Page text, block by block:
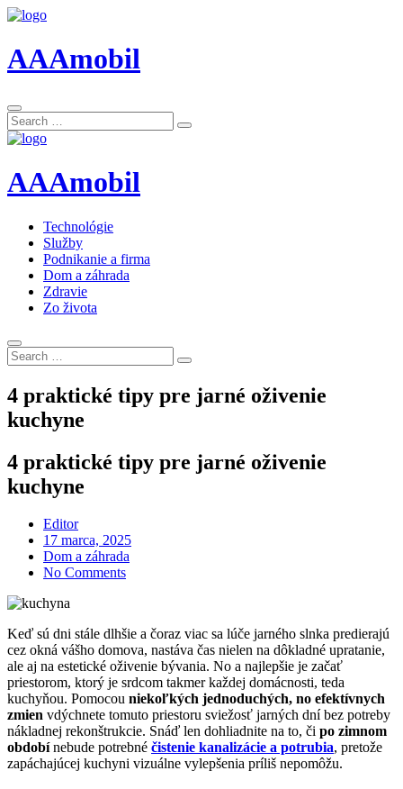
AAAmobil
Search
for:
Search
AAAmobil
Technológie
Služby
Podnikanie a firma
Dom a záhrada
Zdravie
Zo života
Search
for:
Search
4 praktické tipy pre jarné oživenie
kuchyne
4 praktické tipy pre jarné oživenie
kuchyne
Editor
Posted
on
17 marca, 2025
Dom a záhrada
No Comments
Keď sú dni stále dlhšie a čoraz viac sa lúče jarného slnka predierajú
cez okná vášho domova, nastáva čas nielen na dôkladné upratanie,
ale aj na estetické oživenie bývania. No a najlepšie je začať
priestorom, ktorý je srdcom takmer každej domácnosti, teda
kuchyňou. Pomocou niekoľkých jednoduchých, no efektívnych
zmien vdýchnete tomuto priestoru sviežosť jarných dní bez potreby
nákladnej rekonštrukcie. Snáď len dohliadnite na to, či po zimnom
obdobínebude potrebné čistenie kanalizácie a potrubia, pretože
zapáchajúcej kuchyni vizuálne vylepšenia príliš nepomôžu.